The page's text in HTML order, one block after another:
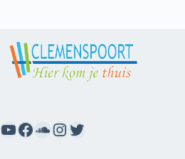
YouTube
Facebook
SoundCloud
Instagram
Twitter